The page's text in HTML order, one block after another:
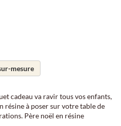
mesure
cadeau va ravir tous vos enfants,
résine à poser sur votre table de
Père noël en résine